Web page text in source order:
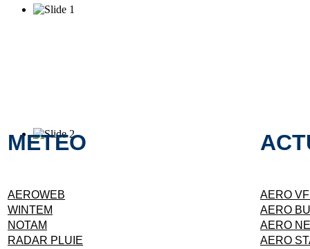
METEO
AEROWEB
AERO
WINTEM
AERO
NOTAM
AERO
RADAR PLUIE
AERO